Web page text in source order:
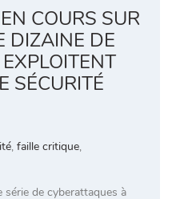
COURS SUR
DIZAINE DE
SÉCURITÉ
, faille critique,
de cyberattaques à